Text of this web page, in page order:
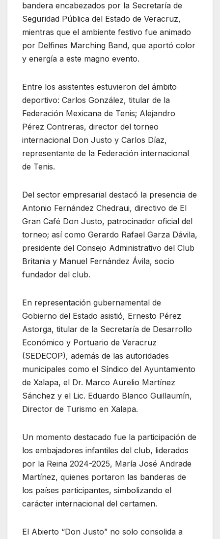
bandera encabezados por la Secretaría de
Seguridad Pública del Estado de Veracruz,
mientras que el ambiente festivo fue animado
por Delfines Marching Band, que aportó color
y energía a este magno evento.
Entre los asistentes estuvieron del ámbito
deportivo: Carlos González, titular de la
Federación Mexicana de Tenis; Alejandro
Pérez Contreras, director del torneo
internacional Don Justo y Carlos Díaz,
representante de la Federación internacional
de Tenis.
Del sector empresarial destacó la presencia de
Antonio Fernández Chedraui, directivo de El
Gran Café Don Justo, patrocinador oficial del
torneo; así como Gerardo Rafael Garza Dávila,
presidente del Consejo Administrativo del Club
Britania y Manuel Fernández Ávila, socio
fundador del club.
En representación gubernamental de
Gobierno del Estado asistió, Ernesto Pérez
Astorga, titular de la Secretaría de Desarrollo
Económico y Portuario de Veracruz
(SEDECOP), además de las autoridades
municipales como el Síndico del Ayuntamiento
de Xalapa, el Dr. Marco Aurelio Martínez
Sánchez y el Lic. Eduardo Blanco Guillaumín,
Director de Turismo en Xalapa.
Un momento destacado fue la participación de
los embajadores infantiles del club, liderados
por la Reina 2024-2025, María José Andrade
Martínez, quienes portaron las banderas de
los países participantes, simbolizando el
carácter internacional del certamen.
El Abierto “Don Justo” no solo consolida a